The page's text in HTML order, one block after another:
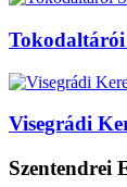
Tokodaltárói
Visegrádi
Szentendrei